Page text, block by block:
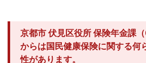
京都市 伏見区役所 保険年金課
からは国民健康保険に関する何
性があります。